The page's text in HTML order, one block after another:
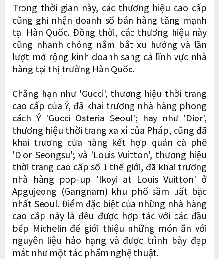
Trong thời gian này, các thương hiệu cao cấp
cũng ghi nhận doanh số bán hàng tăng mạnh
tại Hàn Quốc. Đồng thời, các thương hiệu này
cũng nhanh chóng nắm bắt xu hướng và lần
lượt mở rộng kinh doanh sang cả lĩnh vực nhà
hàng tại thị trường Hàn Quốc.
Chẳng hạn như 'Gucci', thương hiệu thời trang
cao cấp của Ý, đã khai trương nhà hàng phong
cách Ý 'Gucci Osteria Seoul'; hay như 'Dior',
thương hiệu thời trang xa xỉ của Pháp, cũng đã
khai trương cửa hàng kết hợp quán cà phê
'Dior Seongsu'; và 'Louis Vuitton', thương hiệu
thời trang cao cấp số 1 thế giới, đã khai trương
nhà hàng pop-up 'Ikoyi at Louis Vuitton' ở
Apgujeong (Gangnam) khu phố sầm uất bậc
nhất Seoul. Điểm đặc biệt của những nhà hàng
cao cấp này là đều được hợp tác với các đầu
bếp Michelin để giới thiệu những món ăn với
nguyên liệu hảo hạng và được trình bày đẹp
mắt như một tác phẩm nghệ thuật.